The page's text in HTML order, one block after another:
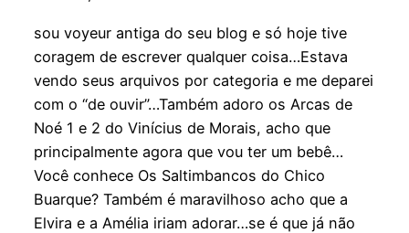
sou voyeur antiga do seu blog e só hoje tive
coragem de escrever qualquer coisa…Estava
vendo seus arquivos por categoria e me deparei
com o “de ouvir”…Também adoro os Arcas de
Noé 1 e 2 do Vinícius de Morais, acho que
principalmente agora que vou ter um bebê…
Você conhece Os Saltimbancos do Chico
Buarque? Também é maravilhoso acho que a
Elvira e a Amélia iriam adorar…se é que já não